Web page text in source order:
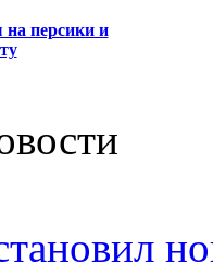
персики и